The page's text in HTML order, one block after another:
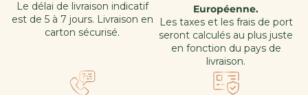
Coco Beach ; le Stefano à Saint-Tropez ; les soirées Nuit
Blanche de la Plage Beau Rivage à Nice… ainsi que des lieux de
prestige, comme le célèbre Jacky’O à Mykonos, le Nikki Beach
Dubaï, le Mondrian Hôtel , les hôtels Raffles , Opium, St Martins
Lane et Toy Room de Londres.
Quels sont les différents cépages utilisés pour les
Le délai de livraison indicatif
est de 5 à 7 jours. Livraison en
carton sécurisé.
Européenne.
Les taxes et les frais de port
seront calculés au plus juste
en fonction du pays de
livraison.